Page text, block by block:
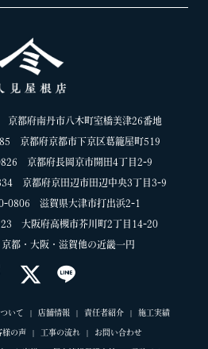
京都府南丹市八木町室橋美津26番地
京都府京都市下京区葛籠屋町519
京都府長岡京市開田4丁目2-9
京都府京田辺市田辺中央3丁目3-9
0806 滋賀県大津市打出浜2-1
大阪府高槻市芥川町2丁目14-20
京都・大阪・滋賀他の近畿一円
いて 店舗情報 責任者紹介 施工実績
様の声 工事の流れ お問い合わせ